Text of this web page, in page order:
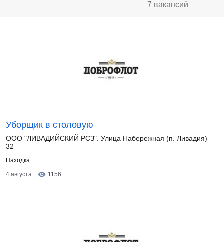
7 вакансий
Уборщик в столовую
ООО "ЛИВАДИЙСКИЙ РСЗ". Улица Набережная (п. Ливадия)
32
Находка
4 августа
1156